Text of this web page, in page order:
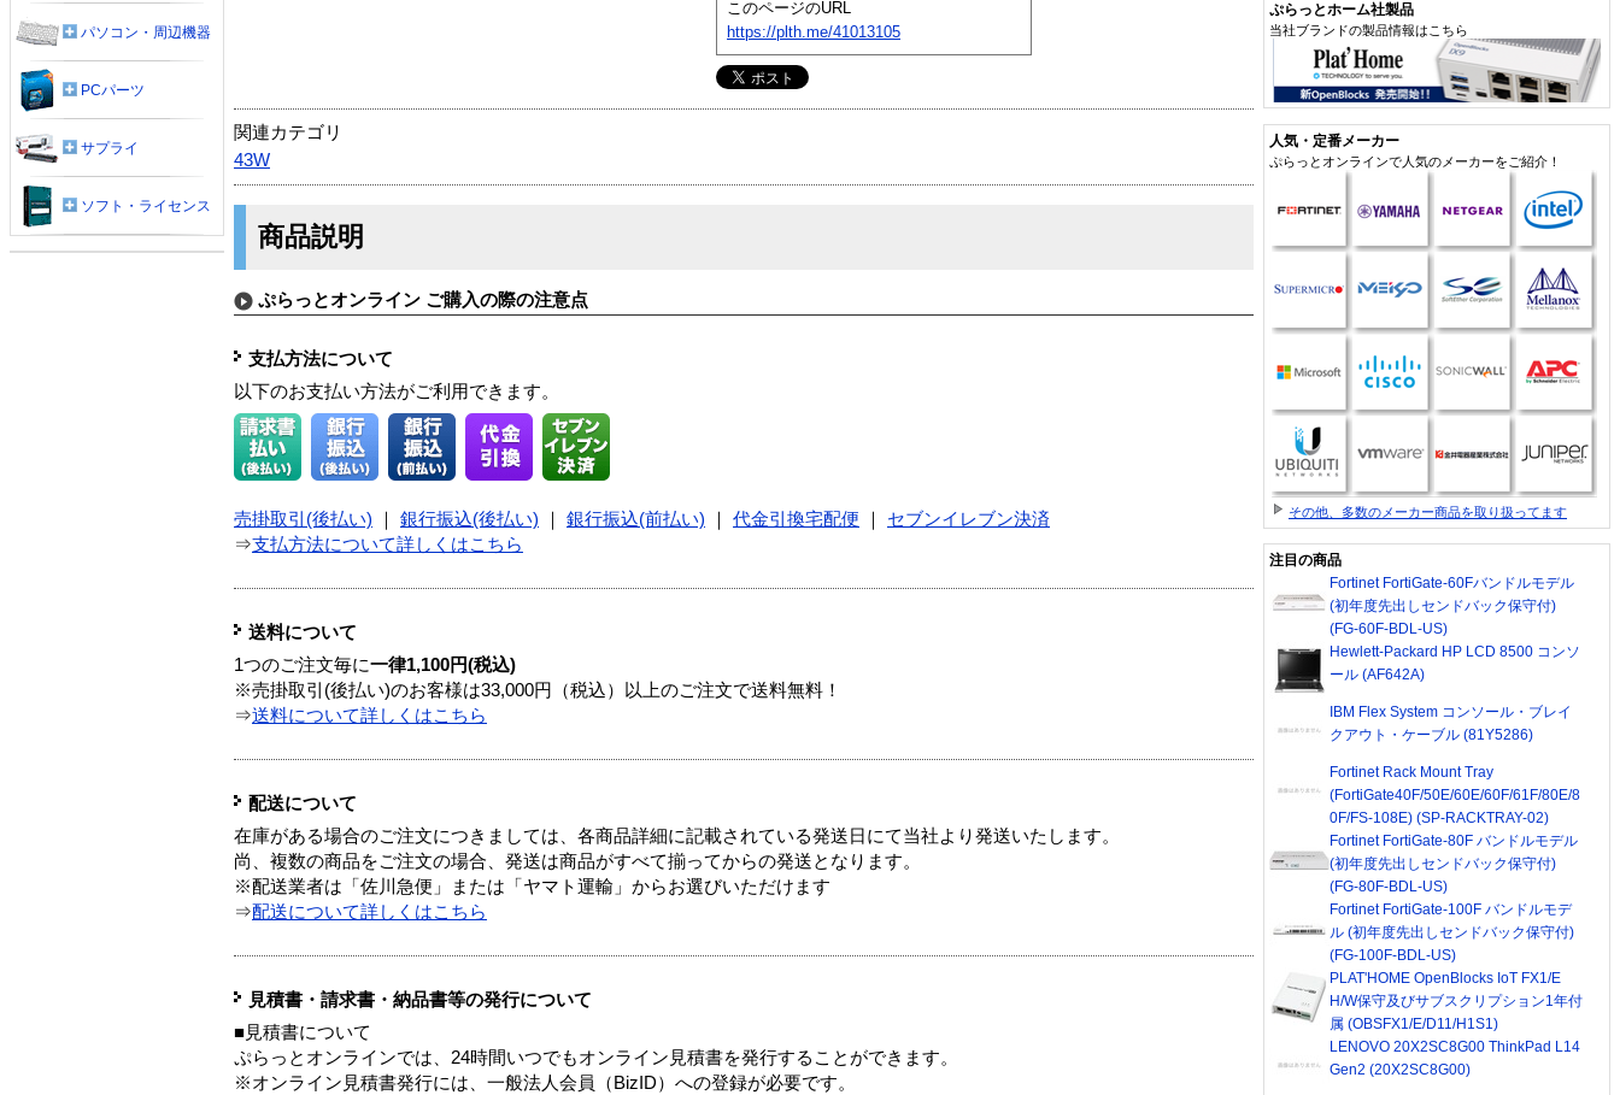
このページのURL
https://plth.me/41013105
関連カテゴリ
43W
商品説明
ぷらっとオンライン ご購入の際の注意点
支払方法について
以下のお支払い方法がご利用できます。
売掛取引(後払い) 銀行振込(後払い) 銀行振込(前払い) 代金引換宅配便
セブンイレブン決済
⇒支払方法について詳しくはこちら
送料について
1つのご注文毎に一律1,100円(税込)
※売掛取引(後払い)のお客様は33,000円（税込）以上のご注文で送料無料！
⇒送料について詳しくはこちら
配送について
在庫がある場合のご注文につきましては、各商品詳細に記載されている発送日にて当社より発送いたします。
尚、複数の商品をご注文の場合、発送は商品がすべて揃ってからの発送となります。
※配送業者は「佐川急便」または「ヤマト運輸」からお選びいただけます
⇒配送について詳しくはこちら
見積書・請求書・納品書等の発行について
■見積書について
ぷらっとオンラインでは、24時間いつでもオンライン見積書を発行することができます。
※オンライン見積書発行には、一般法人会員（BizID）への登録が必要です。
パソコン・周辺機器
PCパーツ
サプライ
ソフト・ライセンス
ぷらっとホーム社製品
当社ブランドの製品情報はこちら
人気・定番メーカー
ぷらっとオンラインで人気のメーカーをご紹介！
その他、多数のメーカー商品を取り扱ってます
注目の商品
Fortinet FortiGate-60Fバンドルモデル
(初年度先出しセンドバック保守付)
(FG-60F-BDL-US)
Hewlett-Packard HP LCD 8500 コンソ
ール (AF642A)
IBM Flex System コンソール・ブレイ
クアウト・ケーブル (81Y5286)
Fortinet Rack Mount Tray
(FortiGate40F/50E/60E/60F/61F/80E/8
0F/FS-108E) (SP-RACKTRAY-02)
Fortinet FortiGate-80F バンドルモデル
(初年度先出しセンドバック保守付)
(FG-80F-BDL-US)
Fortinet FortiGate-100F バンドルモデ
ル (初年度先出しセンドバック保守付)
(FG-100F-BDL-US)
PLAT'HOME OpenBlocks IoT FX1/E
H/W保守及びサブスクリプション1年付
属 (OBSFX1/E/D11/H1S1)
LENOVO 20X2SC8G00 ThinkPad L14
Gen2 (20X2SC8G00)